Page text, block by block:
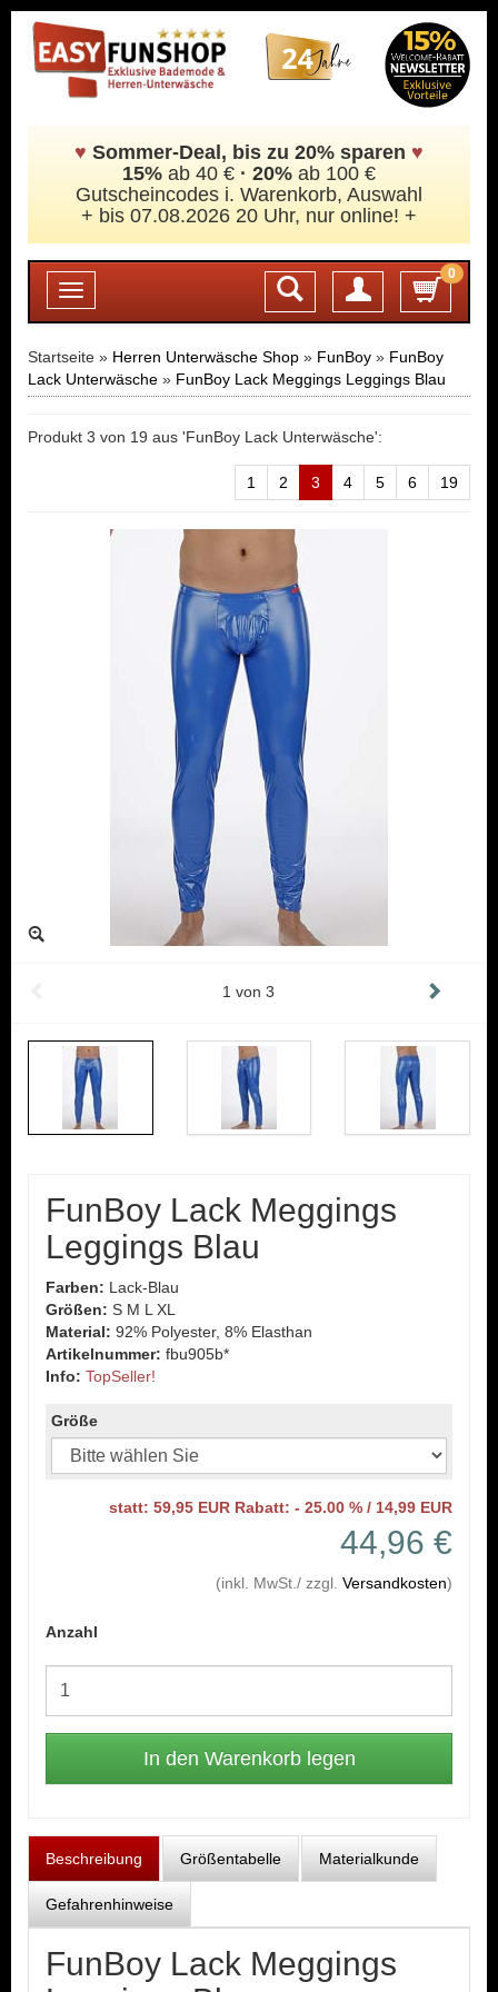
♥ Sommer-Deal, bis zu 20% sparen ♥
15% ab 40 € · 20% ab 100 €
Gutscheincodes i. Warenkorb, Auswahl
+ bis 07.08.2026 20 Uhr, nur online! +
Toggle
navigation
0
Login
Startseite » Herren Unterwäsche Shop » FunBoy » FunBoy
Lack Unterwäsche » FunBoy Lack Meggings Leggings Blau
Produkt 3 von 19 aus 'FunBoy Lack Unterwäsche':
1 2 3 4 5 6 19
1 von3
FunBoy Lack Meggings
Leggings Blau
Farben: Lack-Blau
Größen: S M L XL
Material: 92% Polyester, 8% Elasthan
Artikelnummer: fbu905b*
Info: TopSeller!
Größe
statt: 59,95 EUR Rabatt: - 25.00 % / 14,99 EUR
44,96 €
(inkl. MwSt./ zzgl. Versandkosten)
Anzahl
Beschreibung Größentabelle Materialkunde
Gefahrenhinweise
FunBoy Lack Meggings